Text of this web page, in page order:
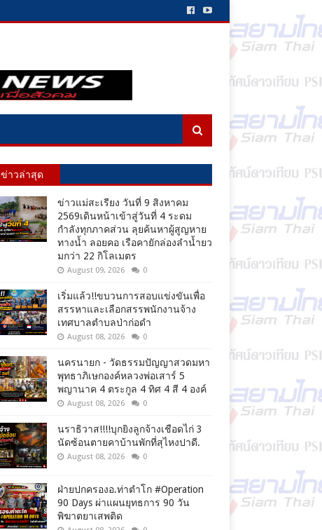
ข่าวล่าสุด
ข่าวแม่สะเรียง วันที่ 9 สิงหาคม
2569เดินหน้าเข้าสู่วันที่ 4 ระดม
กำลังทุกภาคส่วน ลุยค้นหาผู้สูญหาย
ทางน้ำ ลอยคอ เรือคายักล่องลำน้ำยว
มกว่า 22 กิโลเมตร
August 09, 2026 0
เริ่มแล้ว!!ขบวนการสอบแข่งขันเพื่อ
สรรหาและเลือกสรรพนักงานจ้าง
เทศบาลตำบลป่าก่อดำ
August 08, 2026 0
นครนายก - วัดธรรมปัญญาสวดมหา
พุทธาภิเษกองค์หลวงพ่อเสาร์ 5
พญานาค 4 ตระกูล 4 ทิศ 4 สี 4 องค์
August 08, 2026 0
นราธิวาส!!!!บุกยิงลูกจ้างเชือดไก่ 3
นัดซ้อนตายคาบ้านพักที่สุไหงปาดี.
August 08, 2026 0
ฝ่ายปกครองอ.ท่าตำโก #Operation
90 Days ผ่าแผนยุทธการ 90 วัน
พิฆาตยาเสพติด